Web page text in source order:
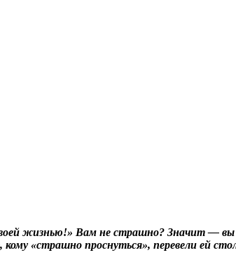
жизнью!» Вам не страшно? Значит — вы
«страшно проснуться», перевели ей